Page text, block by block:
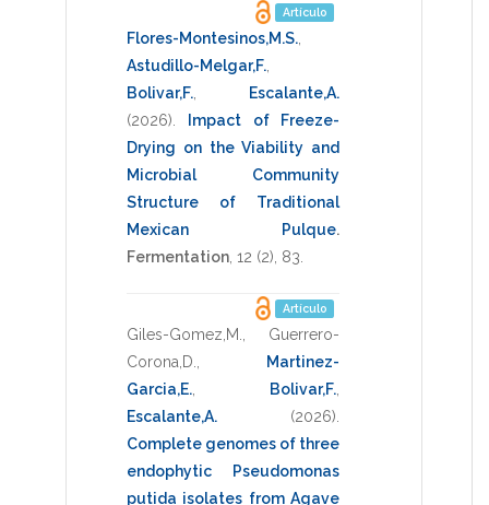
Artículo
Flores-Montesinos,M.S.
Astudillo-Melgar,F.
Bolivar,F.
Escalante,A.
(2026)
Impact of Freeze-
Drying on the Viability and
Microbial Community
Structure of Traditional
Mexican Pulque.
Fermentation 12 (2), 83
Artículo
Giles-Gomez,M.
Guerrero-
Corona,D.
Martinez-
Garcia,E.
Bolivar,F.
Escalante,A.
(2026)
Complete genomes of three
endophytic Pseudomonas
putida isolates from Agave